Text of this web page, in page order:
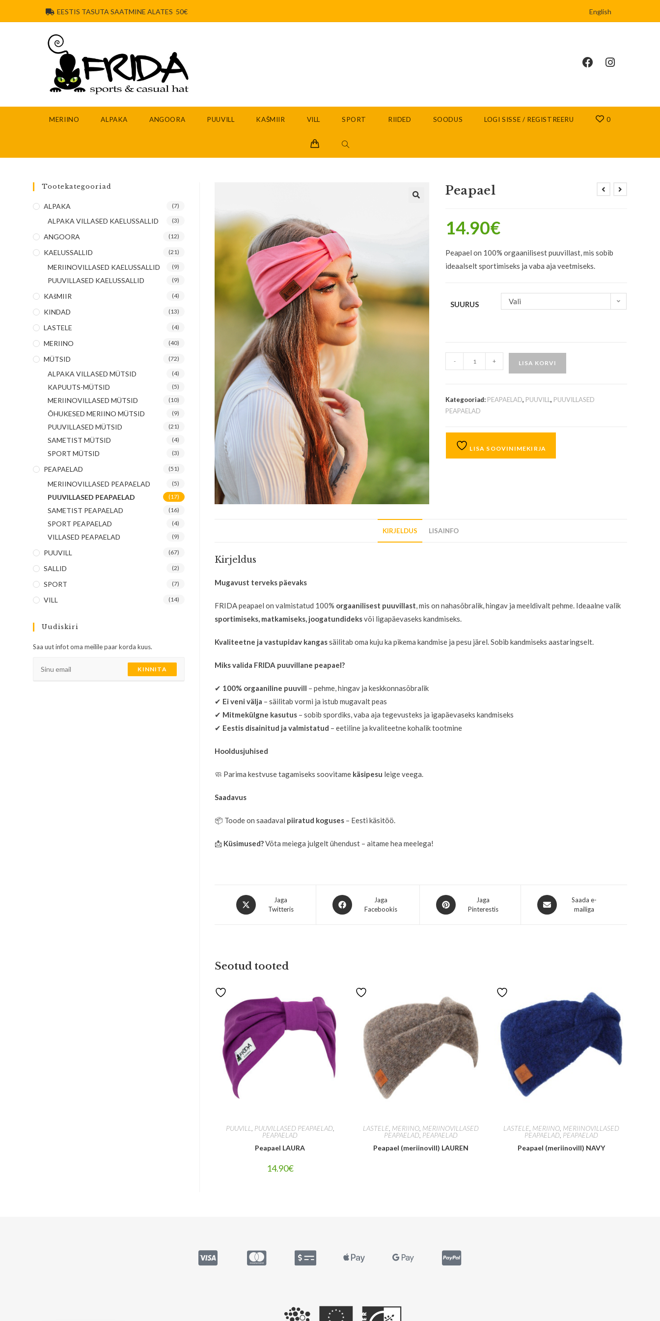
EESTIS TASUTA SAATMINE ALATES 50€ English
MERIINO ALPAKA ANGOORA PUUVILL KAŠMIIR VILL SPORT RIIDED SOODUS LOGI SISSE / REGISTREERU 0
Peapael
14.90€
Peapael on 100% orgaanilisest puuvillast, mis sobib
ideaalselt sportimiseks ja vaba aja veetmiseks.
SUURUS Vali
- + LISA KORVI
Kategooriad: PEAPAELAD, PUUVILL, PUUVILLASED
PEAPAELAD
LISA SOOVINIMEKIRJA
KIRJELDUS LISAINFO
Kirjeldus
Mugavust terveks päevaks
FRIDA peapael on valmistatud 100% orgaanilisest puuvillast, mis on nahasõbralik, hingav ja meeldivalt pehme. Ideaalne valik
sportimiseks, matkamiseks, joogatundideksvõi ligapäevaseks kandmiseks.
Kvaliteetne ja vastupidav kangassäilitab oma kuju ka pikema kandmise ja pesu järel. Sobib kandmiseks aastaringselt.
Miks valida FRIDA puuvillane peapael?
✔ 100% orgaaniline puuvill – pehme, hingav ja keskkonnasõbralik
✔ Ei veni välja – säilitab vormi ja istub mugavalt peas
✔ Mitmekülgne kasutus– sobib spordiks, vaba aja tegevusteks ja igapäevaseks kandmiseks
✔ Eestis disainitud ja valmistatud – eetiline ja kvaliteetne kohalik tootmine
Hooldusjuhised
🧼 Parima kestvuse tagamiseks soovitame käsipesu leige veega.
Saadavus
📦 Toode on saadaval piiratud koguses– Eesti käsitöö.
📩 Küsimused?Võta meiega julgelt ühendust – aitame hea meelega!
Jaga
Twitteris
Jaga
Facebookis
Jaga
Pinterestis
Saada e-
mailiga
Seotud tooted
PUUVILL PUUVILLASED PEAPAELAD,
PEAPAELAD
Peapael LAURA
14.90€
LASTELE, MERIINO, MERIINOVILLASED
PEAPAELAD, PEAPAELAD
Peapael (meriinovill) LAUREN
LASTELE MERIINO MERIINOVILLASED
PEAPAELAD PEAPAELAD
Peapael (meriinovill) NAVY
Tootekategooriad
ALPAKA (7)
ALPAKA VILLASED KAELUSSALLID (3)
ANGOORA (12)
KAELUSSALLID (21)
MERIINOVILLASED KAELUSSALLID (9)
PUUVILLASED KAELUSSALLID (9)
KAšMIIR (4)
KINDAD (13)
LASTELE (4)
MERIINO (40)
MÜTSID (72)
ALPAKA VILLASED MÜTSID (4)
KAPUUTS-MÜTSID (5)
MERIINOVILLASED MÜTSID (10)
ÕHUKESED MERIINO MÜTSID (9)
PUUVILLASED MÜTSID (21)
SAMETIST MÜTSID (4)
SPORT MÜTSID (3)
PEAPAELAD (51)
MERIINOVILLASED PEAPAELAD (5)
PUUVILLASED PEAPAELAD (17)
SAMETIST PEAPAELAD (16)
SPORT PEAPAELAD (4)
VILLASED PEAPAELAD (9)
PUUVILL (67)
SALLID (2)
SPORT (7)
VILL (14)
Uudiskiri
Saa uut infot oma meilile paar korda kuus.
KINNITA